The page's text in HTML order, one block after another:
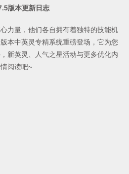
版本更新日志
力量，他们各自拥有着独特的技能机
本中英灵专精系统重磅登场，它为您
新英灵、人气之星活动与更多优化内
阅读吧~